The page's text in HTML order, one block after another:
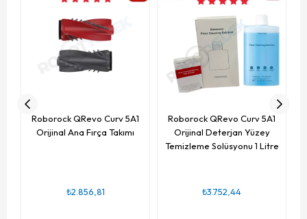
Roborock QRevo Curv 5A1
Orijinal Ana Fırça Takımı
₺2.856,81
Roborock QRevo Curv 5A1
Orijinal Deterjan Yüzey
Temizleme Solüsyonu 1 Litre
₺3.752,44